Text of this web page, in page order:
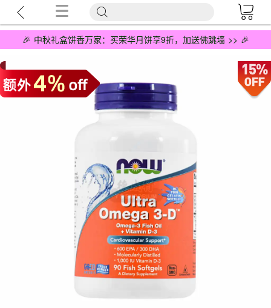
🎉 中秋礼盒饼香万家：买荣华月饼享9折，加送佛跳墙 >> 🎉